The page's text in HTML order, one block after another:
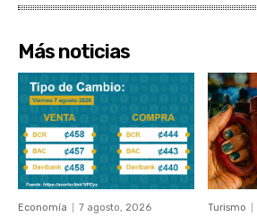
Más noticias
Economía 7 agosto, 2026 Turismo